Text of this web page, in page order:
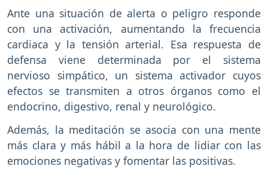
Ante una situación de alerta o peligro responde
con una activación, aumentando la frecuencia
cardiaca y la tensión arterial. Esa respuesta de
defensa viene determinada por el sistema
nervioso simpático, un sistema activador cuyos
efectos se transmiten a otros órganos como el
endocrino, digestivo, renal y neurológico.
Además, la meditación se asocia con una mente
más clara y más hábil a la hora de lidiar con las
emociones negativas y fomentar las positivas.